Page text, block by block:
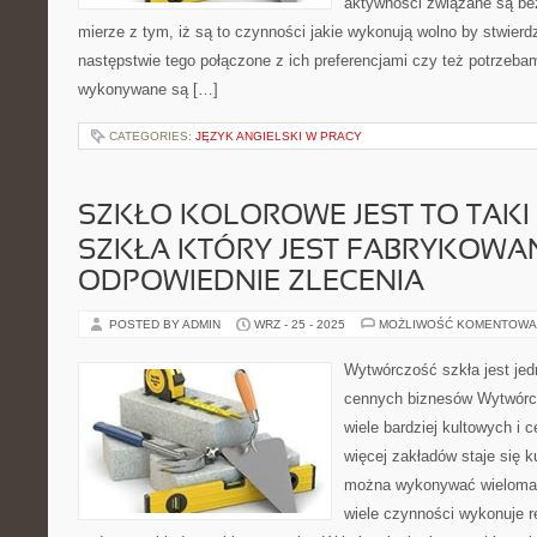
mierze z tym, iż są to czynności jakie wykonują wolno by
następstwie tego połączone z ich preferencjami czy też
wykonywane są […]
CATEGORIES: JĘZYK ANGIELSKI W PRACY
SZKŁO KOLOROWE JEST TO TAKI
SZKŁA KTÓRY JEST
ODPOWIEDNIE ZLECENIA
POSTED BY ADMIN WRZ - 25 - 2025 MOŻLIWOŚĆ
Wytwórczość szkła jest
cennych biznesów
wiele bardziej kultowych i
więcej zakładów staje się
można wykonywać
wiele czynności wykonuje